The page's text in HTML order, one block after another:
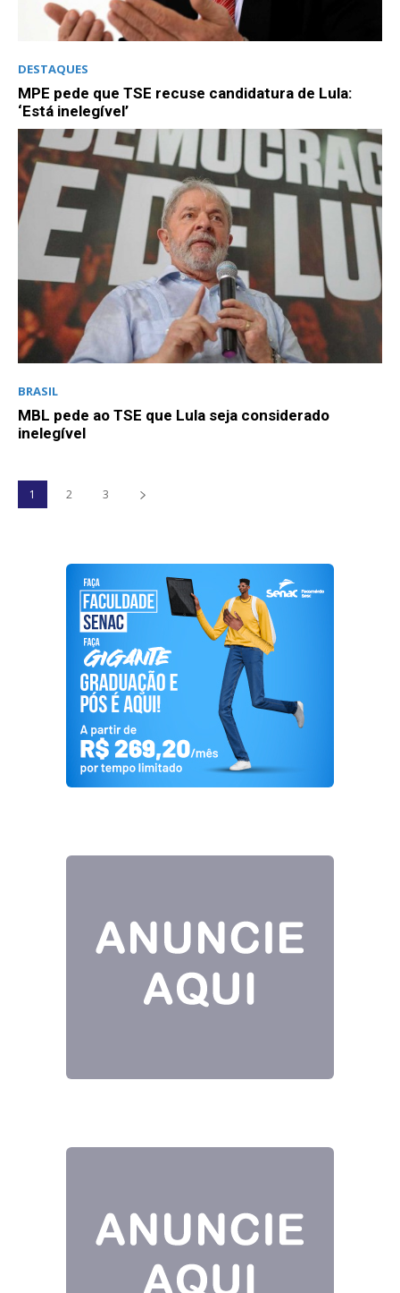
DESTAQUES
MPE pede que TSE recuse candidatura de Lula:
‘Está inelegível’
BRASIL
MBL pede ao TSE que Lula seja considerado
inelegível
1 2 3